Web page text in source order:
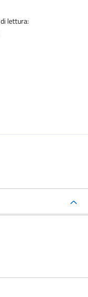
lettura: